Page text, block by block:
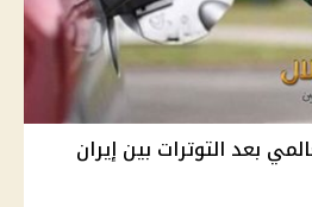
بعد التوترات بين إيران